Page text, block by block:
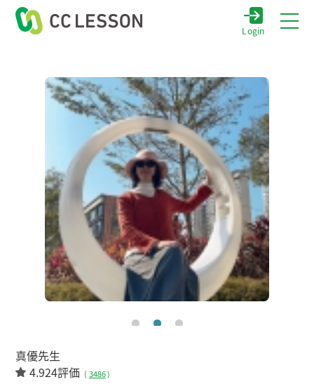
Login
真優先生
4.924評価 ( 3486)